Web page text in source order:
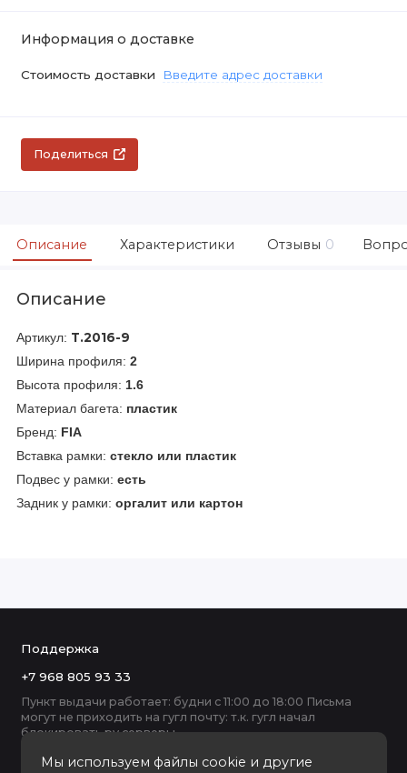
Информация о доставке
Стоимость доставки Введите адрес доставки
Поделиться
Описание Характеристики Отзывы 0
Описание
Артикул: Т.2016-9
Ширина профиля: 2
Высота профиля: 1.6
Материал багета: пластик
Бренд: FIA
Вставка рамки: стекло или пластик
Подвес у рамки: есть
Задник у рамки: оргалит или картон
Мы используем файлы cookie и другие
Поддержка
+7 968 805 93 33
Пункт выдачи работает: будни с 11:00 до 18:00 Письма
могут не приходить на гугл почту: т.к. гугл начал
блокировать ру серверы